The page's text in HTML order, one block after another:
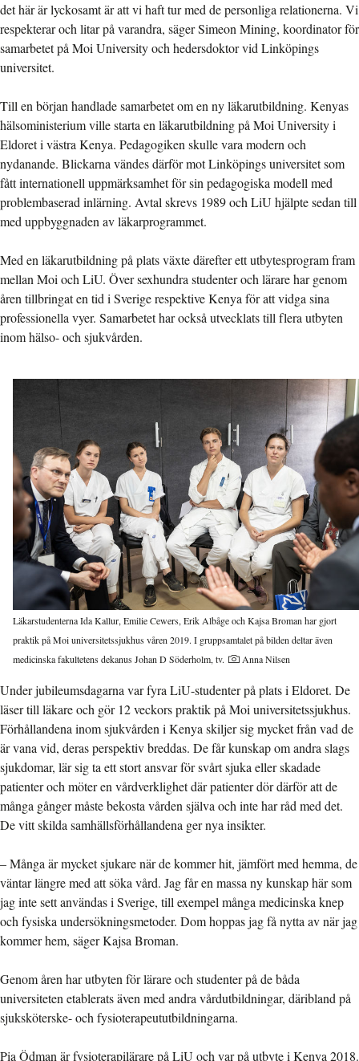
det här är lyckosamt är att vi haft tur med de personliga relationerna. Vi
respekterar och litar på varandra, säger Simeon Mining, koordinator för
samarbetet på Moi University och hedersdoktor vid Linköpings
universitet.
Till en början handlade samarbetet om en ny läkarutbildning. Kenyas
hälsoministerium ville starta en läkarutbildning på Moi University i
Eldoret i västra Kenya. Pedagogiken skulle vara modern och
nydanande. Blickarna vändes därför mot Linköpings universitet som
fått internationell uppmärksamhet för sin pedagogiska modell med
problembaserad inlärning. Avtal skrevs 1989 och LiU hjälpte sedan till
med uppbyggnaden av läkarprogrammet.
Med en läkarutbildning på plats växte därefter ett utbytesprogram fram
mellan Moi och LiU. Över sexhundra studenter och lärare har genom
åren tillbringat en tid i Sverige respektive Kenya för att vidga sina
professionella vyer. Samarbetet har också utvecklats till flera utbyten
inom hälso- och sjukvården.
Läkarstudenterna Ida Kallur, Emilie Cewers, Erik Albåge och Kajsa Broman har gjort
praktik på Moi universitetssjukhus våren 2019. I gruppsamtalet på bilden deltar även
medicinska fakultetens dekanus Johan D Söderholm, tv.
Anna Nilsen
Under jubileumsdagarna var fyra LiU-studenter på plats i Eldoret. De
läser till läkare och gör 12 veckors praktik på Moi universitetssjukhus.
Förhållandena inom sjukvården i Kenya skiljer sig mycket från vad de
är vana vid, deras perspektiv breddas. De får kunskap om andra slags
sjukdomar, lär sig ta ett stort ansvar för svårt sjuka eller skadade
patienter och möter en vårdverklighet där patienter dör därför att de
många gånger måste bekosta vården själva och inte har råd med det.
De vitt skilda samhällsförhållandena ger nya insikter.
– Många är mycket sjukare när de kommer hit, jämfört med hemma, de
väntar längre med att söka vård. Jag får en massa ny kunskap här som
jag inte sett användas i Sverige, till exempel många medicinska knep
och fysiska undersökningsmetoder. Dom hoppas jag få nytta av när jag
kommer hem, säger Kajsa Broman.
Genom åren har utbyten för lärare och studenter på de båda
universiteten etablerats även med andra vårdutbildningar, däribland på
sjuksköterske- och fysioterapeututbildningarna.
Pia Ödman är fysioterapilärare på LiU och var på utbyte i Kenya 2018.